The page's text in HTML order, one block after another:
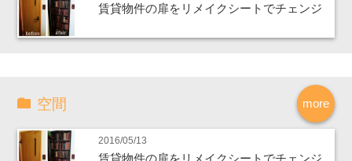
賃貸物件の扉をリメイクシートでチェンジ
more
空間
2016/05/13
賃貸物件の扉をリメイクシートでチェンジ